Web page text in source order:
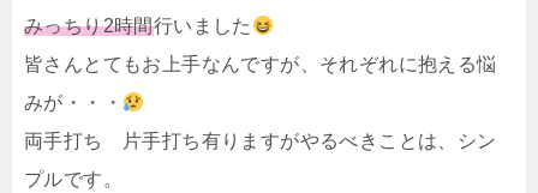
みっちり2時間行いました
皆さんとてもお上手なんですが、それぞれに抱える悩
みが・・・
両手打ち 片手打ち有りますがやるべきことは、シン
プルです。